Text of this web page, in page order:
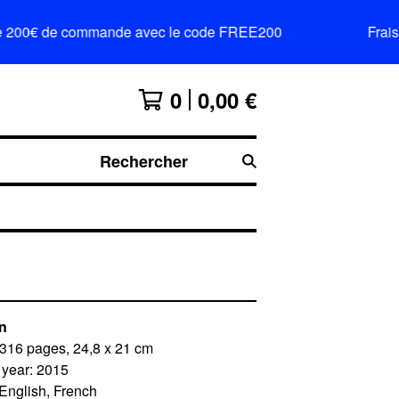
commande avec le code FREE200 Frais de
0 0,00 €
Rechercher
pages, 24,8 x 21 cm
2015
French